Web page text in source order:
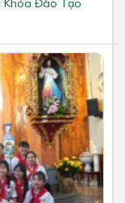
Khóa Đào Tạo